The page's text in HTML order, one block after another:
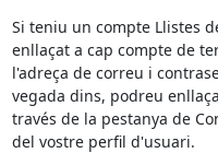
Si teniu un compte Llistes
enllaçat a cap compte de
l'adreça de correu i
vegada dins, podreu
través de la pestanya de
del vostre perfil d'usuari.